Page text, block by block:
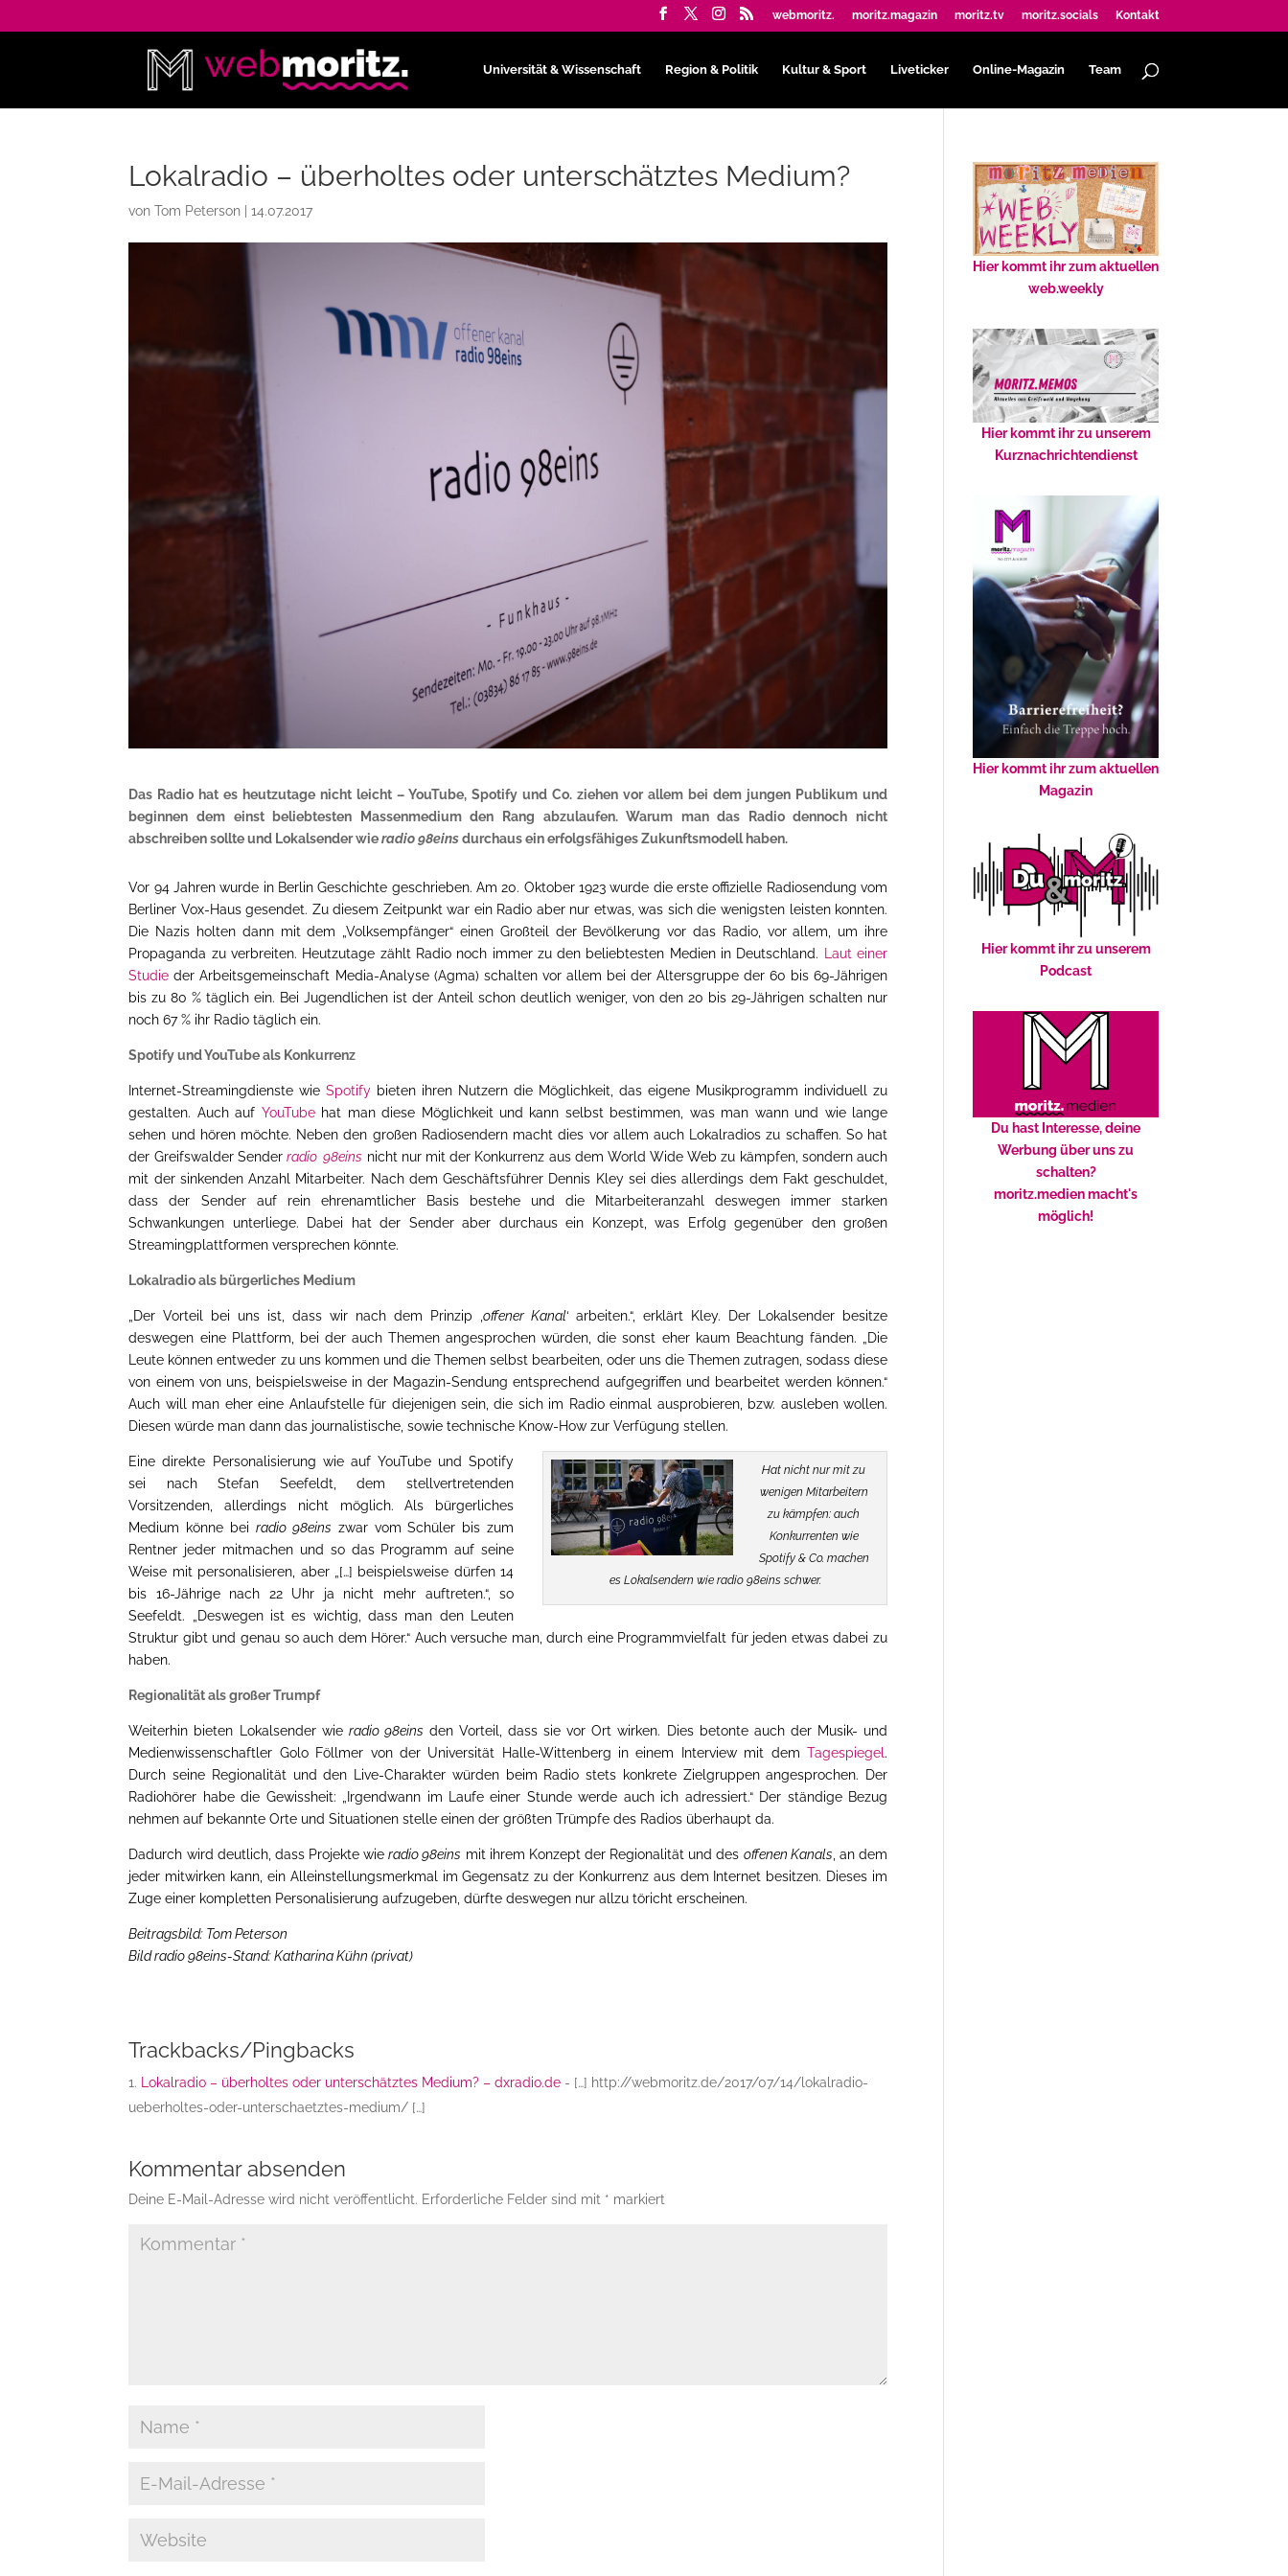
webmoritz. moritz.magazin moritz.tv moritz.socials Kontakt
Universität & Wissenschaft Region & Politik Kultur & Sport Liveticker Online-Magazin Team
Lokalradio – überholtes oder unterschätztes Medium?
vonTom Peterson |14.07.2017
Das Radio hat es heutzutage nicht leicht – YouTube, Spotify und Co. ziehen vor allem bei dem jungen Publikum und
beginnen dem einst beliebtesten Massenmedium den Rang abzulaufen. Warum man das Radio dennoch nicht
abschreiben sollte und Lokalsender wieradio 98einsdurchaus ein erfolgsfähiges Zukunftsmodell haben.
Vor 94 Jahren wurde in Berlin Geschichte geschrieben. Am 20. Oktober 1923 wurde die erste offizielle Radiosendung vom
Berliner Vox-Haus gesendet. Zu diesem Zeitpunkt war ein Radio aber nur etwas, was sich die wenigsten leisten konnten.
Die Nazis holten dann mit dem „Volksempfänger“ einen Großteil der Bevölkerung vor das Radio, vor allem, um ihre
Propaganda zu verbreiten. Heutzutage zählt Radio noch immer zu den beliebtesten Medien in Deutschland.
Laut einer
Studie der Arbeitsgemeinschaft Media-Analyse (Agma) schalten vor allem bei der Altersgruppe der 60 bis 69-Jährigen
bis zu 80 % täglich ein. Bei Jugendlichen ist der Anteil schon deutlich weniger, von den 20 bis 29-Jährigen schalten nur
noch 67 % ihr Radio täglich ein.
Spotify und YouTube als Konkurrenz
Internet-Streamingdienste wieSpotify bieten ihren Nutzern die Möglichkeit, das eigene Musikprogramm individuell zu
gestalten. Auch auf YouTubehat man diese Möglichkeit und kann selbst bestimmen, was man wann und wie lange
sehen und hören möchte. Neben den großen Radiosendern macht dies vor allem auch Lokalradios zu schaffen. So hat
der Greifswalder Sender radio 98eins nicht nur mit der Konkurrenz aus dem World Wide Web zu kämpfen, sondern auch
mit der sinkenden Anzahl Mitarbeiter. Nach dem Geschäftsführer Dennis Kley sei dies allerdings dem Fakt geschuldet,
dass der Sender auf rein ehrenamtlicher Basis bestehe und die Mitarbeiteranzahl deswegen immer starken
Schwankungen unterliege. Dabei hat der Sender aber durchaus ein Konzept, was Erfolg gegenüber den großen
Streamingplattformen versprechen könnte.
Lokalradio als bürgerliches Medium
„Der Vorteil bei uns ist, dass wir nach dem Prinzip ‚ offener Kanal‘ arbeiten.“, erklärt Kley. Der Lokalsender besitze
deswegen eine Plattform, bei der auch Themen angesprochen würden, die sonst eher kaum Beachtung fänden. „Die
Leute können entweder zu uns kommen und die Themen selbst bearbeiten, oder uns die Themen zutragen, sodass diese
von einem von uns, beispielsweise in der Magazin-Sendung entsprechend aufgegriffen und bearbeitet werden können.“
Auch will man eher eine Anlaufstelle für diejenigen sein, die sich im Radio einmal ausprobieren, bzw. ausleben wollen.
Diesen würde man dann das journalistische, sowie technische Know-How zur Verfügung stellen.
Hat nicht nur mit zu
wenigen Mitarbeitern
zu kämpfen: auch
Konkurrenten wie
Spotify & Co. machen
es Lokalsendern wie radio 98eins schwer.
Eine direkte Personalisierung wie auf YouTube und Spotify
sei nach Stefan Seefeldt, dem stellvertretenden
Vorsitzenden, allerdings nicht möglich. Als bürgerliches
Medium könne bei radio 98eins zwar vom Schüler bis zum
Rentner jeder mitmachen und so das Programm auf seine
Weise mit personalisieren, aber „[…] beispielsweise dürfen 14
bis 16-Jährige nach 22 Uhr ja nicht mehr auftreten.“, so
Seefeldt. „Deswegen ist es wichtig, dass man den Leuten
Struktur gibt und genau so auch dem Hörer.“ Auch versuche man, durch eine Programmvielfalt für jeden etwas dabei zu
haben.
Regionalität als großer Trumpf
Weiterhin bieten Lokalsender wie radio 98eins den Vorteil, dass sie vor Ort wirken. Dies betonte auch der Musik- und
Medienwissenschaftler Golo Föllmer von der Universität Halle-Wittenberg in einem Interview mit demTagespiegel .
Durch seine Regionalität und den Live-Charakter würden beim Radio stets konkrete Zielgruppen angesprochen. Der
Radiohörer habe die Gewissheit: „Irgendwann im Laufe einer Stunde werde auch ich adressiert.“ Der ständige Bezug
nehmen auf bekannte Orte und Situationen stelle einen der größten Trümpfe des Radios überhaupt da.
Dadurch wird deutlich, dass Projekte wieradio 98eins mit ihrem Konzept der Regionalität und des offenen Kanals , an dem
jeder mitwirken kann, ein Alleinstellungsmerkmal im Gegensatz zu der Konkurrenz aus dem Internet besitzen. Dieses im
Zuge einer kompletten Personalisierung aufzugeben, dürfte deswegen nur allzu töricht erscheinen.
Beitragsbild: Tom Peterson
Bild radio 98eins-Stand: Katharina Kühn (privat)
Trackbacks/Pingbacks
Lokalradio – überholtes oder unterschätztes Medium? – dxradio.de - […] http://webmoritz.de/2017/07/14/lokalradio-
ueberholtes-oder-unterschaetztes-medium/ […]
Kommentar absenden
Deine E-Mail-Adresse wird nicht veröffentlicht. Erforderliche Felder sind mit * markiert
Hier kommt ihr zum aktuellen
web.weekly
Hier kommt ihr zu unserem
Kurznachrichtendienst
Hier kommt ihr zum aktuellen
Magazin
Hier kommt ihr zu unserem
Podcast
Du hast Interesse, deine
Werbung über uns zu
schalten?
moritz.medien macht's
möglich!